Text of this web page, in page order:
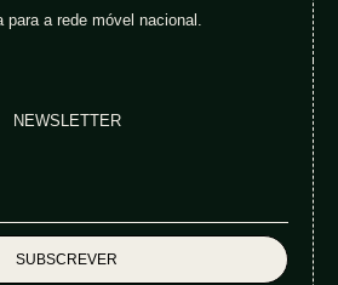
para a rede móvel nacional.
NEWSLETTER
SUBSCREVER